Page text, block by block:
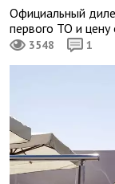
Официальный
первого ТО и
3548 1